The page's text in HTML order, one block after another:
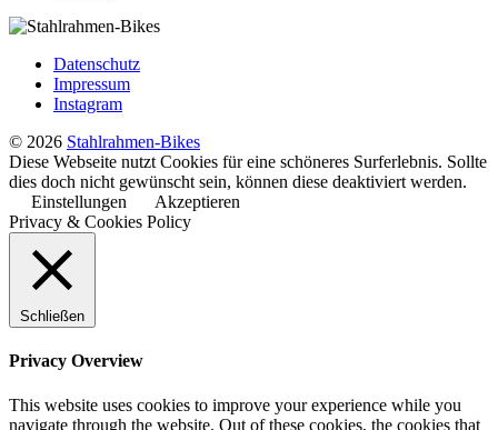
Datenschutz
Impressum
Instagram
© 2026 Stahlrahmen-Bikes
Diese Webseite nutzt Cookies für eine schöneres Surferlebnis. Sollte
dies doch nicht gewünscht sein, können diese deaktiviert werden.
Einstellungen
Akzeptieren
Privacy & Cookies Policy
Schließen
Privacy Overview
This website uses cookies to improve your experience while you
navigate through the website. Out of these cookies, the cookies that